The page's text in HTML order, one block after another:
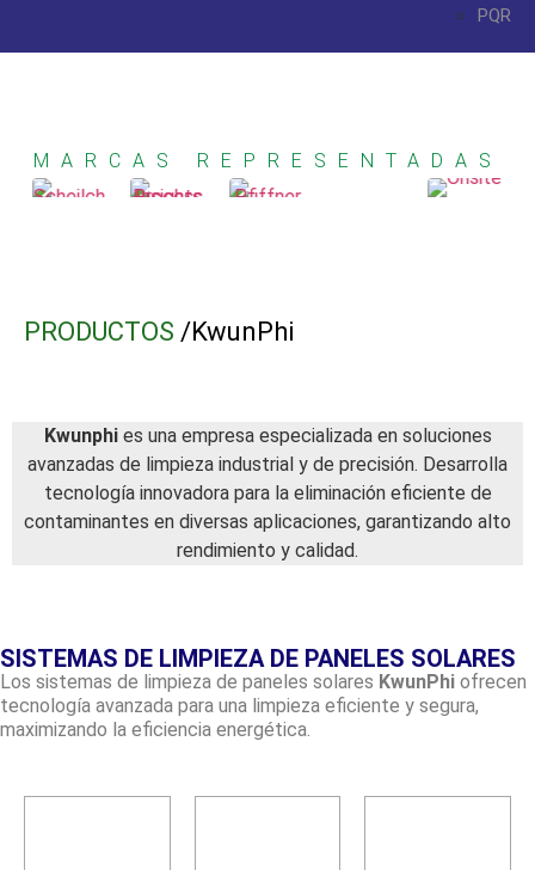
PQR
MARCAS REPRESENTADAS
PRODUCTOS /KwunPhi
Kwunphies una empresa especializada en soluciones
avanzadas de limpieza industrial y de precisión. Desarrolla
tecnología innovadora para la eliminación eficiente de
contaminantes en diversas aplicaciones, garantizando alto
rendimiento y calidad.
SISTEMAS DE LIMPIEZA DE PANELES SOLARES
Los sistemas de limpieza de paneles solares KwunPhi ofrecen
tecnología avanzada para una limpieza eficiente y segura,
maximizando la eficiencia energética.